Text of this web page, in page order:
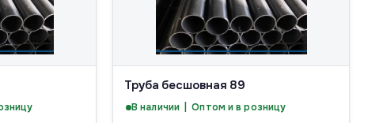
Труба бесшовная 89
В наличии | Оптом и в розницу